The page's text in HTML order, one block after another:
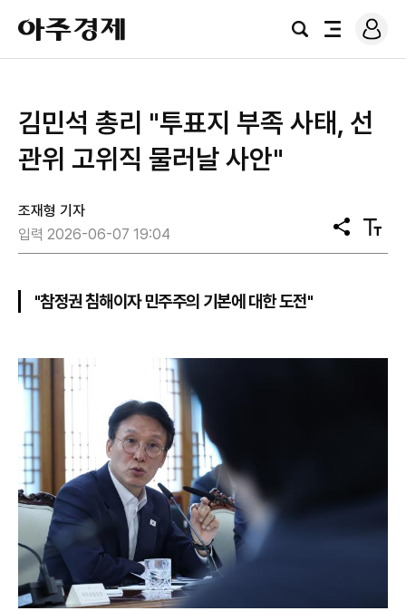
아
주
경
검
전
로
그
김민석 총리 "투표지 부족 사태, 선
관위 고위직 물러날 사안"
조재형 기자
입력 2026-06-07 19:04
공
유
텍
스
"참정권 침해이자 민주주의 기본에 대한 도전"